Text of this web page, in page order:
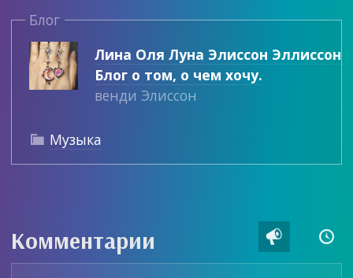
Блог
Лина Оля Луна Элиссон Эллиссон
Блог о том, о чем хочу.
венди Элиссон
 Музыка
Комментарии  